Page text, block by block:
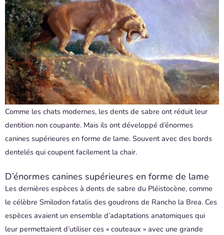
Comme les chats modernes, les dents de sabre ont réduit leur
dentition non coupante. Mais ils ont développé d’énormes
canines supérieures en forme de lame. Souvent avec des bords
dentelés qui coupent facilement la chair.
D’énormes canines supérieures en forme de lame
Les dernières espèces à dents de sabre du Pléistocène, comme
le célèbre Smilodon fatalis des goudrons de Rancho la Brea. Ces
espèces avaient un ensemble d’adaptations anatomiques qui
leur permettaient d’utiliser ces « couteaux » avec une grande